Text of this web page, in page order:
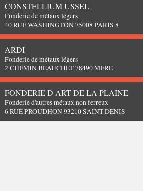
CONSTELLIUM USSEL
Fonderie de métaux légers
40 RUE WASHINGTON 75008 PARIS 8
ARDI
Fonderie de métaux légers
2 CHEMIN BEAUCHET 78490 MERE
FONDERIE D ART DE LA PLAINE
Fonderie d'autres métaux non ferreux
6 RUE PROUDHON 93210 SAINT DENIS